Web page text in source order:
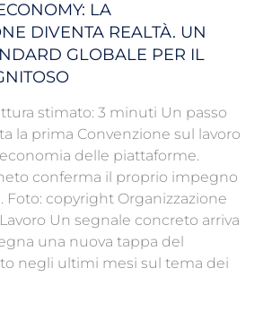
LA
DIVENTA REALTÀ. UN
GLOBALE PER IL
stimato: 3 minuti Un passo
la prima Convenzione sul lavoro
delle piattaforme.
conferma il proprio impegno
Foto: copyright Organizzazione
Un segnale concreto arriva
una nuova tappa del
negli ultimi mesi sul tema dei